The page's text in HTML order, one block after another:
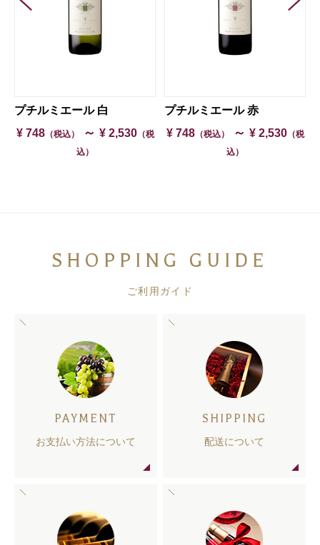
プチルミエール 白
¥ 748（税込） ～ ¥ 2,530（税
込）
プチルミエール 赤
¥ 748（税込） ～ ¥ 2,530（税
込）
SHOPPING GUIDE
ご利用ガイド
PAYMENT
お支払い方法について
SHIPPING
配送について